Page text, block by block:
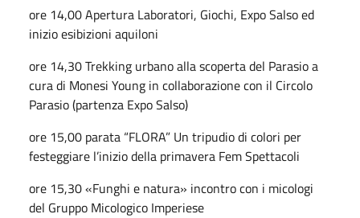
ore 14,00 Apertura Laboratori, Giochi, Expo Salso ed
inizio esibizioni aquiloni
ore 14,30 Trekking urbano alla scoperta del Parasio a
cura di Monesi Young in collaborazione con il Circolo
Parasio (partenza Expo Salso)
ore 15,00 parata “FLORA” Un tripudio di colori per
festeggiare l’inizio della primavera Fem Spettacoli
ore 15,30 «Funghi e natura» incontro con i micologi
del Gruppo Micologico Imperiese